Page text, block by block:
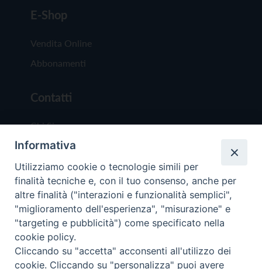
E-Shop
Vendita Online
Abbonamenti
Contatti
Chi Siamo
Redazione
Scrivici
Copyright © 2019 - Tutti i diritti riservati - Vita
Trentina Editrice
Informativa
Utilizziamo cookie o tecnologie simili per
finalità tecniche e, con il tuo consenso, anche per
altre finalità ("interazioni e funzionalità semplici",
"miglioramento dell'esperienza", "misurazione" e
"targeting e pubblicità") come specificato nella
cookie policy.
Cliccando su "accetta" acconsenti all'utilizzo dei
cookie. Cliccando su "personalizza" puoi avere